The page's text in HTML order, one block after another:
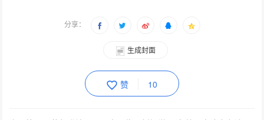
分享：
生成封面
赞 10